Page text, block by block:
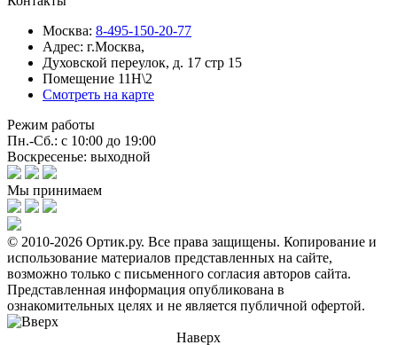
Москва: 8-495-150-20-77
Адрес: г.Москва,
Духовской переулок, д. 17 стр 15
Помещение 11Н\2
Смотреть на карте
Режим работы
Пн.-Сб.: с 10:00 до 19:00
Воскресенье: выходной
Мы принимаем
© 2010-2026 Ортик.ру. Все права защищены. Копирование и
использование материалов представленных на сайте,
возможно только с письменного согласия авторов сайта.
Представленная информация опубликована в
ознакомительных целях и не является публичной офертой.
Наверх